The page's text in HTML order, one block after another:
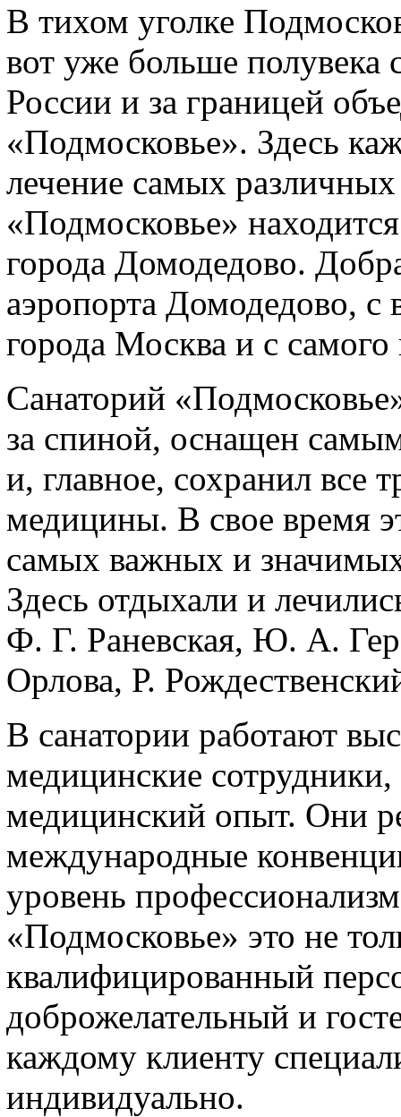
В тихом уголке
вот уже больше полувека
России и за границей
«Подмосковье». Здесь
лечение самых
«Подмосковье»
города Домодедово.
аэропорта Домодедово, с
города Москва и с
Санаторий
за спиной, оснащен
и, главное, сохранил все
медицины. В свое время
самых важных и
Здесь отдыхали и
Ф. Г. Раневская, Ю. А.
Орлова, Р.
В санатории работают
медицинские
медицинский опыт. Они
международные
уровень
«Подмосковье» это не
квалифицированный
доброжелательный и
каждому клиенту
индивидуально.